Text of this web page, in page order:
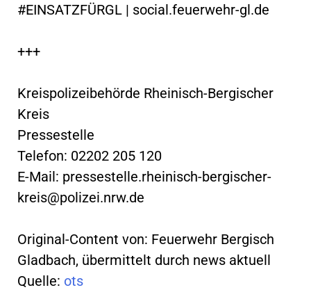
#EINSATZFÜRGL | social.feuerwehr-gl.de
+++
Kreispolizeibehörde Rheinisch-Bergischer
Kreis
Pressestelle
Telefon: 02202 205 120
E-Mail: pressestelle.rheinisch-bergischer-
kreis@polizei.nrw.de
Original-Content von: Feuerwehr Bergisch
Gladbach, übermittelt durch news aktuell
Quelle: ots